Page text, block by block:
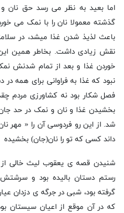
اما بعید به نظر می رسد حق نان
گذشته معمولا نان را با نمک می
باعث لذیذ شدن غذا میشد، در
نقش زیادی داشت. بخاطر همین این
خوردن غذا و بعد از تمام شدنش
نبود که غذا به فراوانی برای همه
فصل شکار بود نه کشاورزی مردم
بخشیدن غذا و نان و نمک در حد
شد. از این رو فردوسی آن را « مهر
داند کسی که تو را نان(جان) بخشیده
شنیدن قصه ی یعقوب لیث خالی
رستم دستان بالیده بود و سرشتش
گرفته بود، شبی در جرگه ی دزدان
که در آن موقع از اعیان سیستان